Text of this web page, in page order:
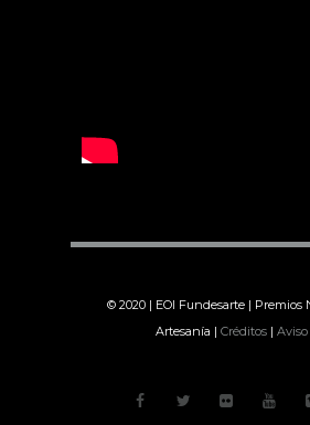
© 2020 | EOI Fundesarte | Premios
Artesanía | Créditos |